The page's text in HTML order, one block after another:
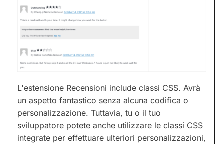
L'estensione Recensioni include classi CSS. Avrà
un aspetto fantastico senza alcuna codifica o
personalizzazione. Tuttavia, tu o il tuo
sviluppatore potete anche utilizzare le classi CSS
integrate per effettuare ulteriori personalizzazioni,